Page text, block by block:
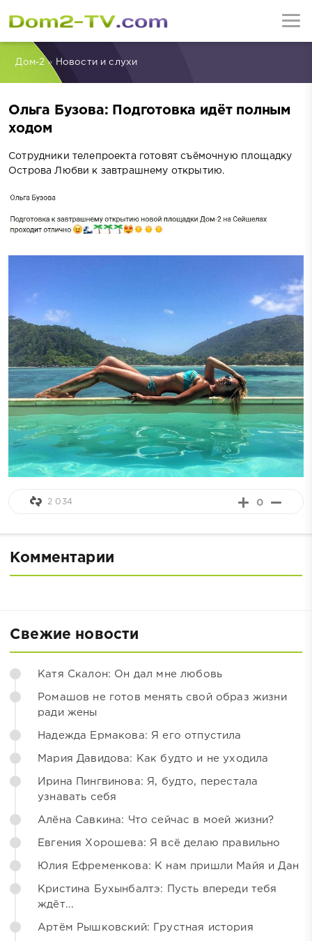
Дом-2» Новости и слухи
Ольга Бузова: Подготовка идёт полным
ходом
Сотрудники телепроекта готовят съёмочную площадку
Острова Любви к завтрашнему открытию.
0
2 034
Комментарии
Свежие новости
Катя Скалон: Он дал мне любовь
Ромашов не готов менять свой образ жизни
ради жены
Надежда Ермакова: Я его отпустила
Мария Давидова: Как будто и не уходила
Ирина Пингвинова: Я, будто, перестала
узнавать себя
Алёна Савкина: Что сейчас в моей жизни?
Евгения Хорошева: Я всё делаю правильно
Юлия Ефременкова: К нам пришли Майя и Дан
Кристина Бухынбалтэ: Пусть впереди тебя
ждёт...
Артём Рышковский: Грустная история